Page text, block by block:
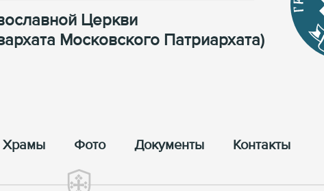
Церкви
Московского Патриархата)
Храмы Фото Документы Контакты